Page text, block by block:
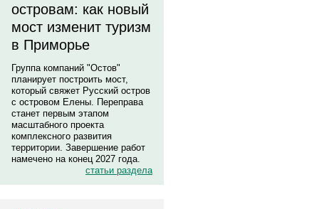
островам: как новый
мост изменит туризм
в Приморье
Группа компаний "Остов"
планирует построить мост,
который свяжет Русский остров
с островом Елены. Переправа
станет первым этапом
масштабного проекта
комплексного развития
территории. Завершение работ
намечено на конец 2027 года.
статьи раздела